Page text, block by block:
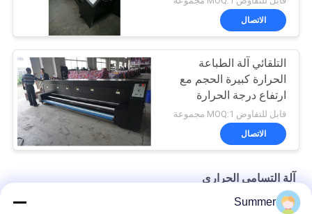
الاتصال
التلقائي آلة الطباعة
الحرارة كبيرة الحجم مع
ارتفاع درجة الحرارة
قابل للتفاوض MOQ:1 مجموعة
الاتصال
آلة التسامي الحراري
3.2m تسخين صبغ التسامي معدات تثبيت اللونSummer